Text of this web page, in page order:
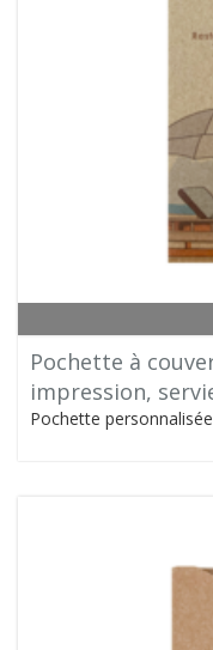
Pochette à
impression,
Pochette